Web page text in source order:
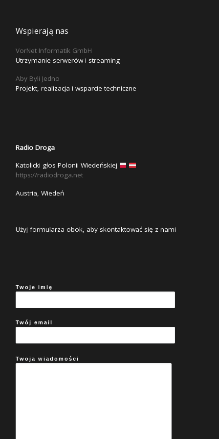
Wspierają nas
VorNet Informatik GmbH
Utrzymanie serwerów i streaming
Aby Byli Jedno
Projekt, realizacja i wsparcie techniczne
Radio Droga
Katolicki głos Polonii Wiedeńskiej
https://radiodroga.net
Austria, Wiedeń
Użyj formularza obok, aby skontaktować się z nami
Twoje imię
Twój email
Twoja wiadomości